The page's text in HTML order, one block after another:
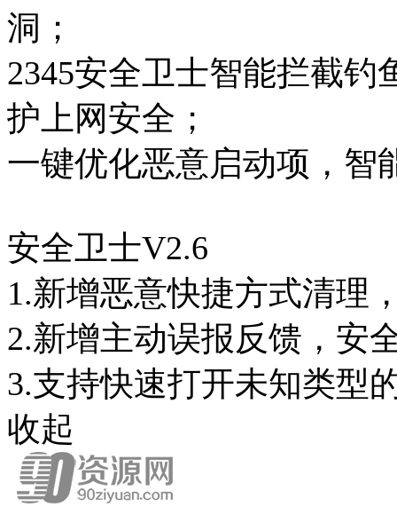
洞；
2345安全卫士智能拦截
护上网安全；
一键优化恶意启动项，智
安全卫士V2.6
1.新增恶意快捷方式清理
2.新增主动误报反馈，安
3.支持快速打开未知类型
收起